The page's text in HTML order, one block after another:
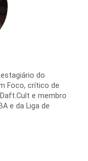
do
Foco, crítico de
e membro
e da Liga de